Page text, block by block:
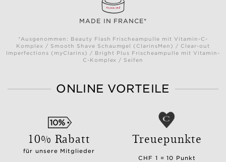
MADE IN FRANCE*
*Ausgenommen: Beauty Flash Frischeampulle mit Vitamin-C-
Komplex / Smooth Shave Schaumgel (ClarinsMen) / Clear-out
Imperfections (myClarins) / Bright Plus Frischeampulle mit Vitamin-
C-Komplex / Seifen
ONLINE VORTEILE
10% Rabatt
für unsere Mitglieder
Treuepunkte
CHF 1 = 10 Punkt